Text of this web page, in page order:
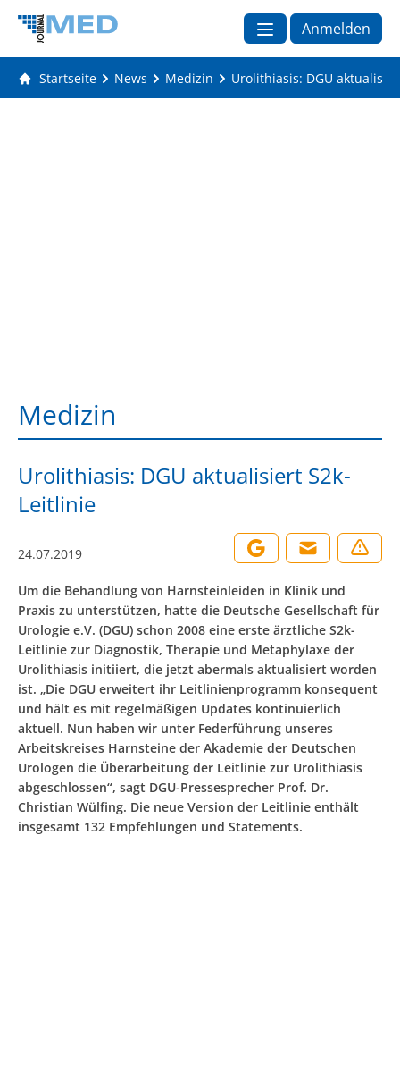
Anmelden
Startseite News Medizin Urolithiasis: DGU
Medizin
Urolithiasis: DGU aktualisiert S2k-
Leitlinie
24.07.2019
Um die Behandlung von Harnsteinleiden in Klinik und
Praxis zu unterstützen, hatte die Deutsche Gesellschaft für
Urologie e.V. (DGU) schon 2008 eine erste ärztliche S2k-
Leitlinie zur Diagnostik, Therapie und Metaphylaxe der
Urolithiasis initiiert, die jetzt abermals aktualisiert worden
ist. „Die DGU erweitert ihr Leitlinienprogramm konsequent
und hält es mit regelmäßigen Updates kontinuierlich
aktuell. Nun haben wir unter Federführung unseres
Arbeitskreises Harnsteine der Akademie der Deutschen
Urologen die Überarbeitung der Leitlinie zur Urolithiasis
abgeschlossen“, sagt DGU-Pressesprecher Prof. Dr.
Christian Wülfing. Die neue Version der Leitlinie enthält
insgesamt 132 Empfehlungen und Statements.